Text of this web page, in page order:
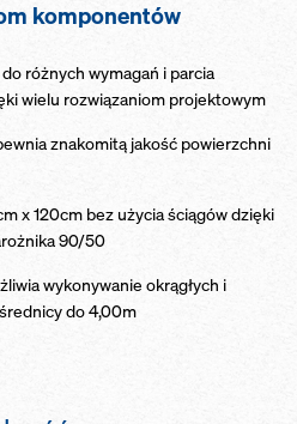
komponentów
różnych wymagań i parcia
wielu rozwiązaniom projektowym
znakomitą jakość powierzchni
x 120cm bez użycia ściągów dzięki
90/50
wykonywanie okrągłych i
do 4,00m